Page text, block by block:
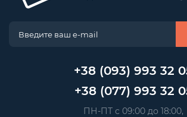
+38 (093) 993 32
+38 (077) 993 32
ПН-ПТ с 09:00 до 18:00,